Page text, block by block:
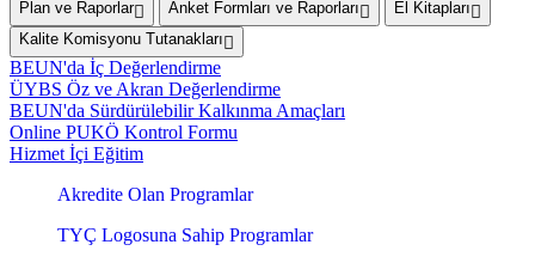
Plan ve Raporlar Anket Formları ve Raporları
El Kitapları
Kalite Komisyonu Tutanakları
BEUN'da İç Değerlendirme
ÜYBS Öz ve Akran Değerlendirme
BEUN'da Sürdürülebilir Kalkınma Amaçları
Online PUKÖ Kontrol Formu
Hizmet İçi Eğitim
Akredite Olan Programlar
TYÇ Logosuna Sahip Programlar